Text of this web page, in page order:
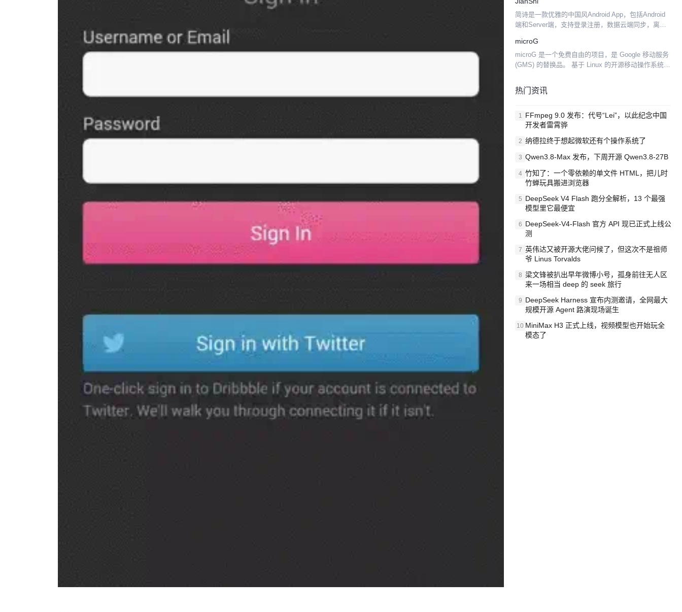
简诗是一款优雅的中国风Android App，包括Android
端和Server端，支持登录注册，数据云端同步，离线
Android 依赖了当前最...
microG
microG 是一个免费自由的项目，是 Google 移动服务
(GMS) 的替换品。 基于 Linux 的开源移动操作系统
正在成为一个专有的操...
热门资讯
1 FFmpeg 9.0 发布：代号“Lei”，以此纪念中国
开发者雷霄骅
2 纳德拉终于想起微软还有个操作系统了
3 Qwen3.8-Max 发布，下周开源 Qwen3.8-27B
4 竹知了：一个零依赖的单文件 HTML，把儿时
竹蝉玩具搬进浏览器
5 DeepSeek V4 Flash 跑分全解析，13 个最强
模型里它最便宜
6 DeepSeek-V4-Flash 官方 API 现已正式上线公
测
7 英伟达又被开源大佬问候了，但这次不是祖师
爷 Linus Torvalds
8 梁文锋被扒出早年微博小号，孤身前往无人区
来一场相当 deep 的 seek 旅行
9 DeepSeek Harness 宣布内测邀请，全网最大
规模开源 Agent 路演现场诞生
10 MiniMax H3 正式上线，视频模型也开始玩全
模态了